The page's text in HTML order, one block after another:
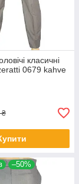
класичні
0679 kahve
₴
–50%